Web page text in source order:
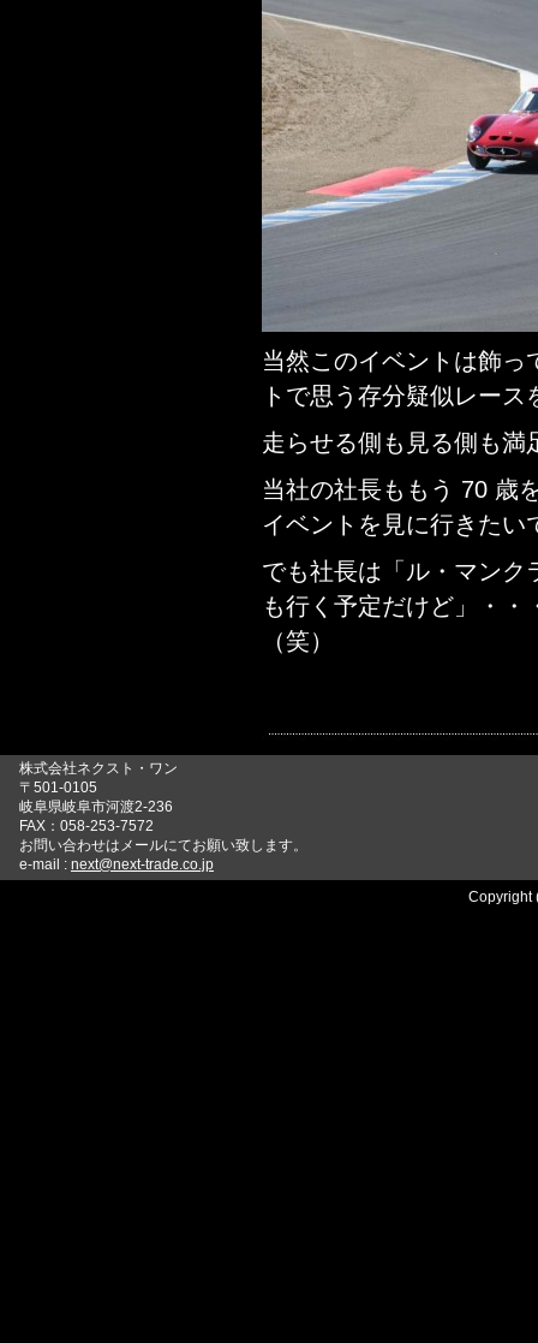
当然このイベントは飾
トで思う存分疑似レー
走らせる側も見る側も満
当社の社長ももう 70 歳
イベントを見に行きたい
でも社長は「ル・マンク
も行く予定だけど」・
（笑）
株式会社ネクスト・ワン
〒501-0105
岐阜県岐阜市河渡2-236
FAX：058-253-7572
お問い合わせはメールにてお願い致します。
e-mail : next@next-trade.co.jp
Copyright